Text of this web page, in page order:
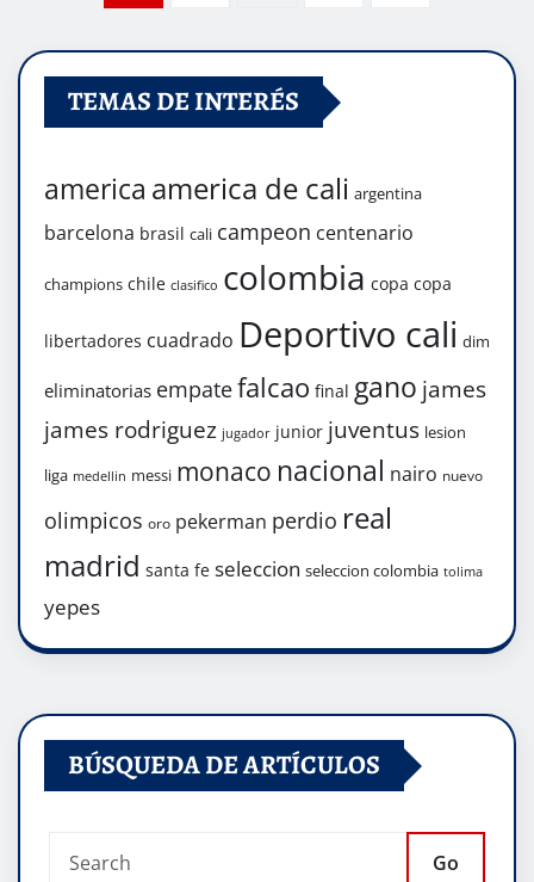
de
entradas
TEMAS DE INTERÉS
america america de cali argentina
barcelona brasil cali campeon centenario
champions chile clasifico colombia copa copa
libertadores cuadrado Deportivo cali dim
eliminatorias empatefalcao final gano james
james rodriguez jugador junior juventus lesion
liga medellin messi monaco nacional nairo nuevo
olimpicos oro pekerman perdio real
madrid santa fe seleccion seleccion colombia tolima
yepes
BÚSQUEDA DE ARTÍCULOS
Go